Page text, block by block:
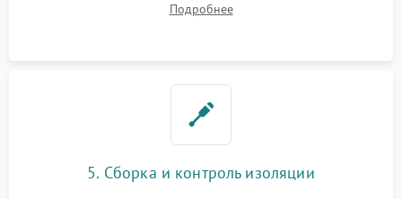
выгоревших реле, восстановление контактов и замена
Подробнее
5. Сборка и контроль изоляции